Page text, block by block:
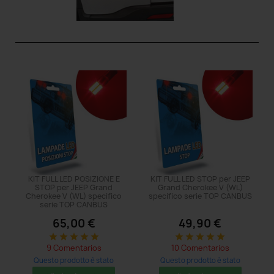
KIT FULL LED POSIZIONE E
STOP per JEEP Grand
Cherokee V (WL) specifico
serie TOP CANBUS
65,00 €
star star star star star
9 Comentarios
Questo prodotto è stato
KIT FULL LED STOP per JEEP
Grand Cherokee V (WL)
specifico serie TOP CANBUS
49,90 €
star star star star star
10 Comentarios
Questo prodotto è stato